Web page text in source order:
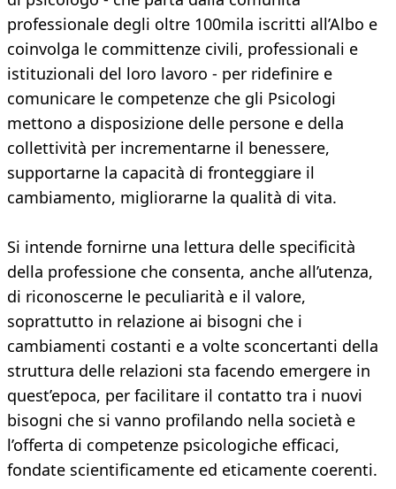
professionale degli oltre 100mila iscritti all’Albo e
coinvolga le committenze civili, professionali e
istituzionali del loro lavoro - per ridefinire e
comunicare le competenze che gli Psicologi
mettono a disposizione delle persone e della
collettività per incrementarne il benessere,
supportarne la capacità di fronteggiare il
cambiamento, migliorarne la qualità di vita.
Si intende fornirne una lettura delle specificità
della professione che consenta, anche all’utenza,
di riconoscerne le peculiarità e il valore,
soprattutto in relazione ai bisogni che i
cambiamenti costanti e a volte sconcertanti della
struttura delle relazioni sta facendo emergere in
quest’epoca, per facilitare il contatto tra i nuovi
bisogni che si vanno profilando nella società e
l’offerta di competenze psicologiche efficaci,
fondate scientificamente ed eticamente coerenti.